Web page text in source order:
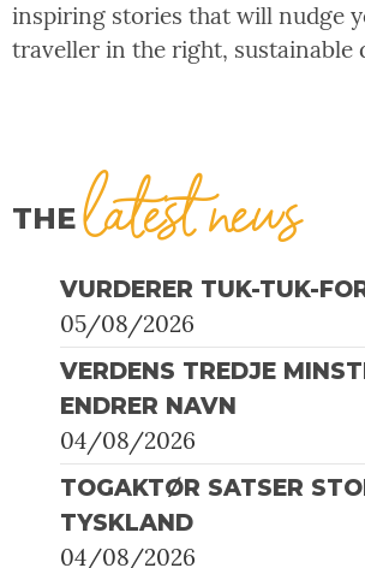
inspiring stories that will nudge
traveller in the right, sustainable
THElatest news
VURDERER TUK-TUK-
05/08/2026
VERDENS TREDJE
ENDRER NAVN
04/08/2026
TOGAKTØR SATSER
TYSKLAND
04/08/2026